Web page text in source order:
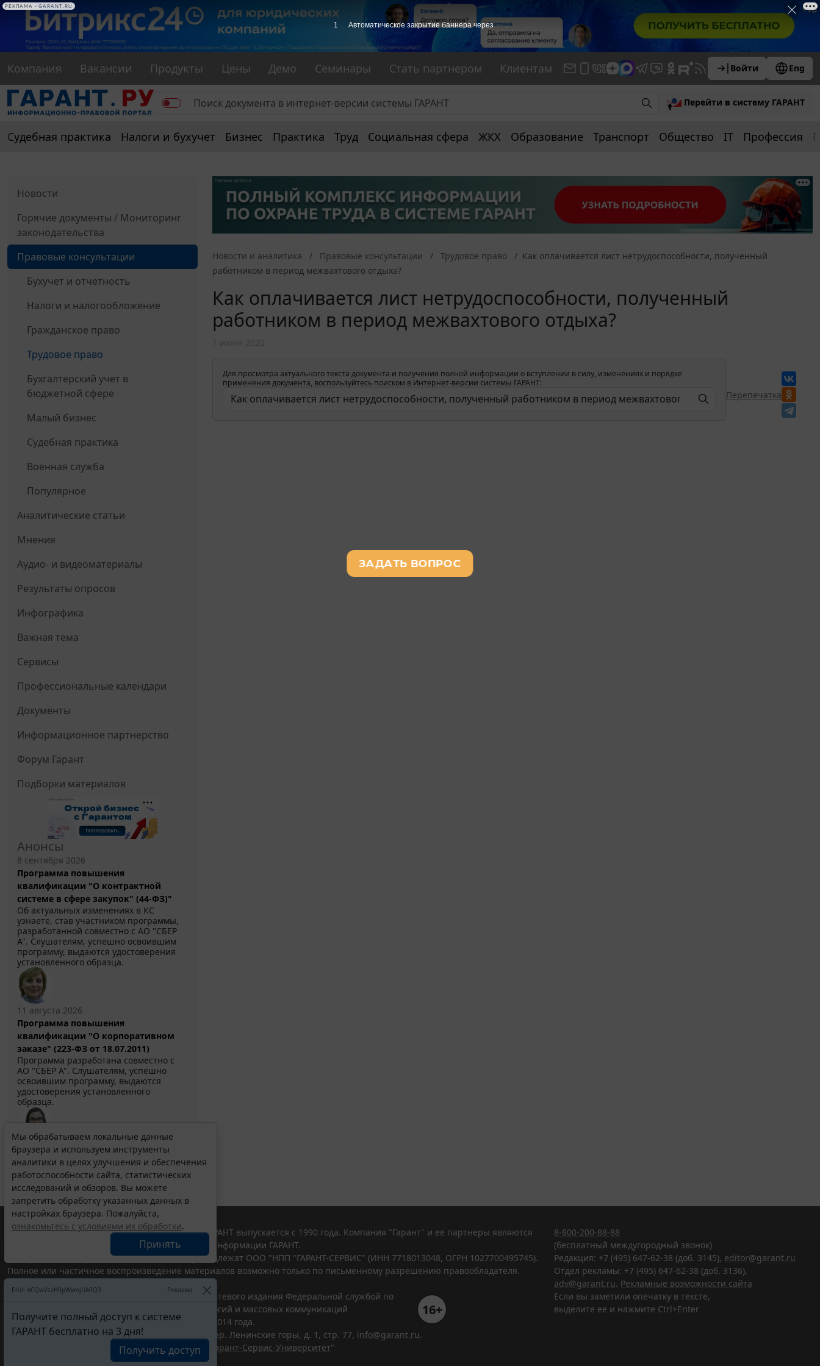
РЕКЛАМА
Компания Вакансии Продукты Цены Демо Семинары Стать партнером Клиентам Войти Eng
Перейти в систему ГАРАНТ
Судебная практика Налоги и бухучет Бизнес Практика Труд Социальная сфера ЖКХ Образование Транспорт Общество IT Профессия
Новости
Горячие документы / Мониторинг
законодательства
Правовые консультации
Бухучет и отчетность
Налоги и налогообложение
Гражданское право
Трудовое право
Бухгалтерский учет в
бюджетной сфере
Малый бизнес
Судебная практика
Военная служба
Популярное
Аналитические статьи
Мнения
Аудио- и видеоматериалы
Результаты опросов
Инфографика
Важная тема
Сервисы
Профессиональные календари
Документы
Информационное партнерство
Форум Гарант
Подборки материалов
Анонсы
8 сентября 2026
Программа повышения
квалификации "О контрактной
системе в сфере закупок" (44-ФЗ)"
Об актуальных изменениях в КС
узнаете, став участником программы,
разработанной совместно с АО ''СБЕР
А". Слушателям, успешно освоившим
программу, выдаются удостоверения
установленного образца.
11 августа 2026
Программа повышения
квалификации "О корпоративном
заказе" (223-ФЗ от 18.07.2011)
Программа разработана совместно с
АО ''СБЕР А". Слушателям, успешно
освоившим программу, выдаются
удостоверения установленного
образца.
Выберите тему программы повышения квалификации
для юристов ...
Новости и аналитика Правовые консультации Трудовое право
Как оплачивается лист нетрудоспособности, полученный
работником в период межвахтового отдыха?
Как оплачивается лист нетрудоспособности, полученный
работником в период межвахтового отдыха?
Для просмотра актуального текста документа и получения полной информации о вступлении в силу, изменениях и порядке
применения документа, воспользуйтесь поиском в Интернет-версии системы ГАРАНТ:
Перепечатка
Мы обрабатываем локальные данные
браузера и используем инструменты
аналитики в целях улучшения и обеспечения
работоспособности сайта, статистических
исследований и обзоров. Вы можете
запретить обработку указанных данных в
настройках браузера. Пожалуйста,
ознакомьтесь с условиями их обработки.
Принять
Erid: 4CQwVszH9pWwojUA9Q3 Реклама
Получите полный доступ к системе
ГАРАНТ бесплатно на 3 дня!
Получить доступ
© ООО "НПП "ГАРАНТ-СЕРВИС", 2026. Система ГАРАНТ выпускается с 1990 года. Компания "Гарант" и ее партнеры являются
участниками Российской ассоциации правовой информации ГАРАНТ.
Все права на материалы сайта ГАРАНТ.РУ принадлежат ООО "НПП "ГАРАНТ-СЕРВИС" (ИНН 7718013048, ОГРН 1027700495745).
Полное или частичное воспроизведение материалов возможно только по письменному разрешению правообладателя.
Портал ГАРАНТ.РУ зарегистрирован в качестве сетевого издания Федеральной службой по
надзору в сфере связи,информационных технологий и массовых коммуникаций
(Роскомнадзором), Эл № ФС77-58365 от 18 июня 2014 года.
16+
ООО "НПП "ГАРАНТ-СЕРВИС", 119234, г. Москва, тер. Ленинские горы, д. 1, стр. 77, info@garant.ru.
Разработчик ЭПС Система ГАРАНТ – ООО "НПП "
Гарант-Сервис-Университет"
8-800-200-88-88
(бесплатный междугородный звонок)
Редакция: +7 (495) 647-62-38 (доб. 3145), editor@garant.ru
Отдел рекламы: +7 (495) 647-62-38 (доб. 3136),
adv@garant.ru. Рекламные возможности сайта
Если вы заметили опечатку в тексте,
выделите ее и нажмите Ctrl+Enter
1 Автоматическое закрытие баннера через
РЕКЛАМА • GARANT.RU